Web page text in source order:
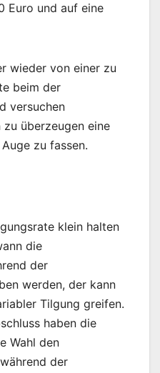
Euro und auf eine
wieder von einer zu
beim der
versuchen
überzeugen eine
zu fassen.
klein halten
die
der
werden, der kann
Tilgung greifen.
haben die
Wahl den
der